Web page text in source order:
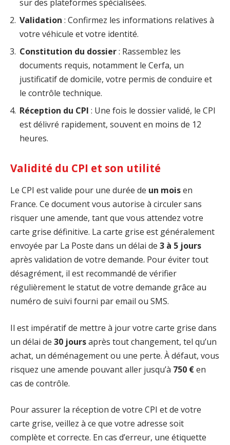
sur des plateformes spécialisées.
Validation : Confirmez les informations relatives à
votre véhicule et votre identité.
Constitution du dossier: Rassemblez les
documents requis, notamment le Cerfa, un
justificatif de domicile, votre permis de conduire et
le contrôle technique.
Réception du CPI : Une fois le dossier validé, le CPI
est délivré rapidement, souvent en moins de 12
heures.
Validité du CPI et son utilité
Le CPI est valide pour une durée de un moisen
France. Ce document vous autorise à circuler sans
risquer une amende, tant que vous attendez votre
carte grise définitive. La carte grise est généralement
envoyée par La Poste dans un délai de 3 à 5 jours
après validation de votre demande. Pour éviter tout
désagrément, il est recommandé de vérifier
régulièrement le statut de votre demande grâce au
numéro de suivi fourni par email ou SMS.
Il est impératif de mettre à jour votre carte grise dans
un délai de 30 joursaprès tout changement, tel qu’un
achat, un déménagement ou une perte. À défaut, vous
risquez une amende pouvant aller jusqu’à 750 €en
cas de contrôle.
Pour assurer la réception de votre CPI et de votre
carte grise, veillez à ce que votre adresse soit
complète et correcte. En cas d’erreur, une étiquette